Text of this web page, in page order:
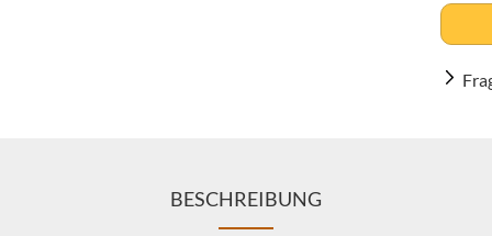
BESCHREIBUNG